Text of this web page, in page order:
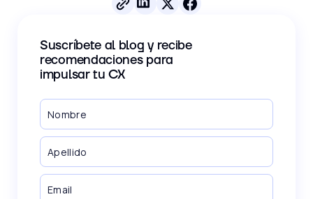
Suscríbete al blog y recibe
recomendaciones para
impulsar tu CX